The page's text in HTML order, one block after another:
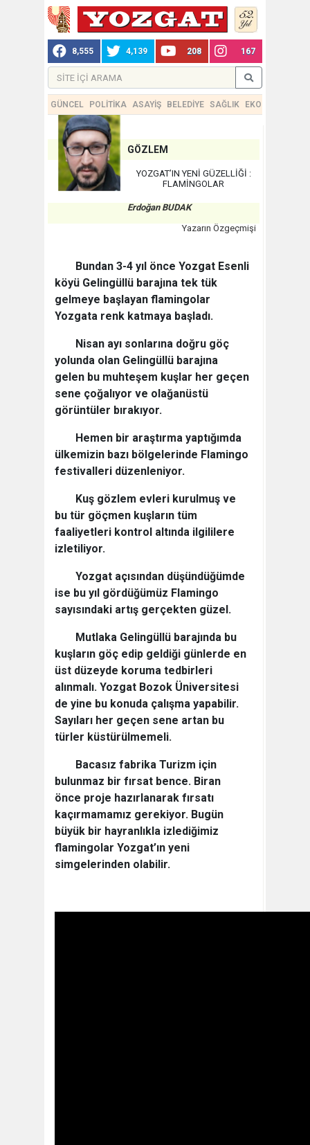
8,555 4,139 208 167
GÜNCEL POLİTİKA ASAYİŞ BELEDİYE SAĞLIK EKONOMİ
GÖZLEM
YOZGAT’IN YENİ GÜZELLİĞİ :
FLAMİNGOLAR
Erdoğan BUDAK
Yazarın Özgeçmişi
Bundan 3-4 yıl önce Yozgat Esenli
köyü Gelingüllü barajına tek tük
gelmeye başlayan flamingolar
Yozgata renk katmaya başladı.
Nisan ayı sonlarına doğru göç
yolunda olan Gelingüllü barajına
gelen bu muhteşem kuşlar her geçen
sene çoğalıyor ve olağanüstü
görüntüler bırakıyor.
Hemen bir araştırma yaptığımda
ülkemizin bazı bölgelerinde Flamingo
festivalleri düzenleniyor.
Kuş gözlem evleri kurulmuş ve
bu tür göçmen kuşların tüm
faaliyetleri kontrol altında ilgililere
izletiliyor.
Yozgat açısından düşündüğümde
ise bu yıl gördüğümüz Flamingo
sayısındaki artış gerçekten güzel.
Mutlaka Gelingüllü barajında bu
kuşların göç edip geldiği günlerde en
üst düzeyde koruma tedbirleri
alınmalı. Yozgat Bozok Üniversitesi
de yine bu konuda çalışma yapabilir.
Sayıları her geçen sene artan bu
türler küstürülmemeli.
Bacasız fabrika Turizm için
bulunmaz bir fırsat bence. Biran
önce proje hazırlanarak fırsatı
kaçırmamamız gerekiyor. Bugün
büyük bir hayranlıkla izlediğimiz
flamingolar Yozgat’ın yeni
simgelerinden olabilir.